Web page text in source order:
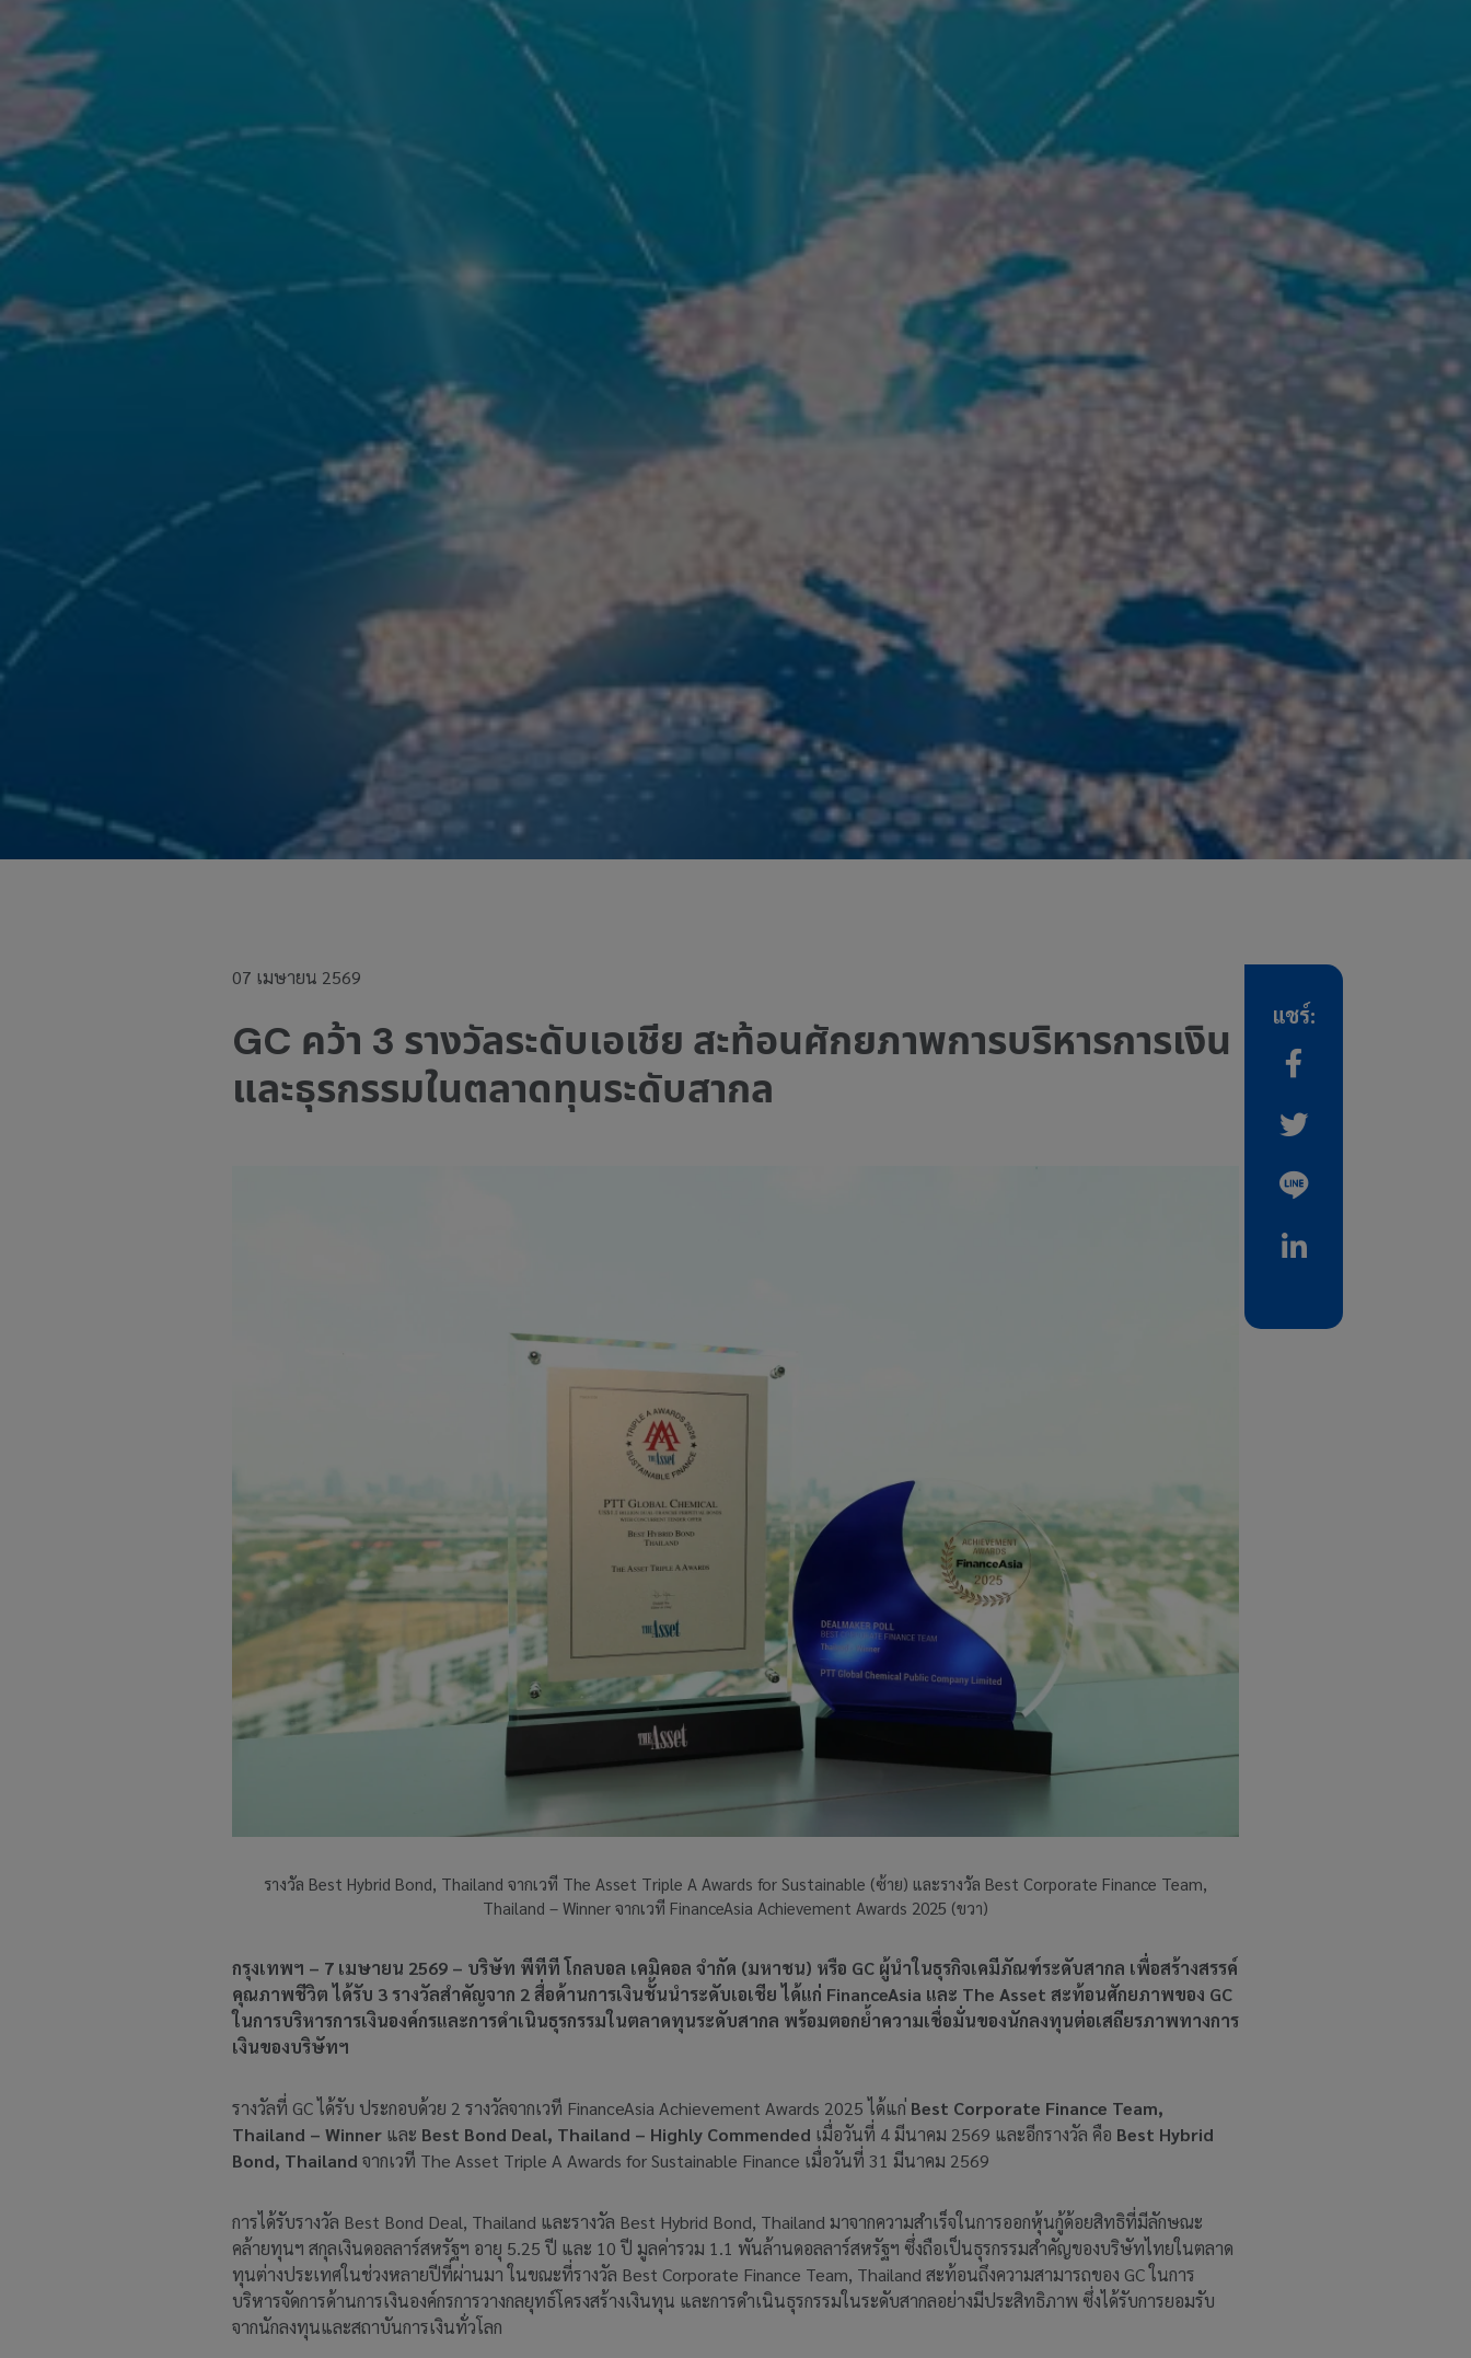
07 เมษายน 2569
GC คว้า 3 รางวัลระดับเอเชีย สะท้อนศักยภาพการบริหารการเงิน
และธุรกรรมในตลาดทุนระดับสากล
รางวัล Best Hybrid Bond, Thailand จากเวที The Asset Triple A Awards for Sustainable (ซ้าย) และรางวัล Best Corporate Finance Team,
Thailand – Winner จากเวที FinanceAsia Achievement Awards 2025 (ขวา)
กรุงเทพฯ – 7 เมษายน 2569 – บริษัท พีทีที โกลบอล เคมิคอล จำกัด (มหาชน) หรือ GC ผู้นำในธุรกิจเคมีภัณฑ์ระดับสากล เพื่อสร้างสรรค์
คุณภาพชีวิต ได้รับ 3 รางวัลสำคัญจาก 2 สื่อด้านการเงินชั้นนำระดับเอเชีย ได้แก่ FinanceAsia และ The Asset สะท้อนศักยภาพของ GC
ในการบริหารการเงินองค์กรและการดำเนินธุรกรรมในตลาดทุนระดับสากล พร้อมตอกย้ำความเชื่อมั่นของนักลงทุนต่อเสถียรภาพทางการ
เงินของบริษัทฯ
รางวัลที่ GC ได้รับ ประกอบด้วย 2 รางวัลจากเวที FinanceAsia Achievement Awards 2025 ได้แก่ Best Corporate Finance Team,
Thailand – Winner และ Best Bond Deal, Thailand – Highly Commended เมื่อวันที่ 4 มีนาคม 2569 และอีกรางวัล คือ Best Hybrid
Bond, Thailand จากเวที The Asset Triple A Awards for Sustainable Finance เมื่อวันที่ 31 มีนาคม 2569
การได้รับรางวัล Best Bond Deal, Thailand และรางวัล Best Hybrid Bond, Thailand มาจากความสำเร็จในการออกหุ้นกู้ด้อยสิทธิที่มีลักษณะ
คล้ายทุนฯ สกุลเงินดอลลาร์สหรัฐฯ อายุ 5.25 ปี และ 10 ปี มูลค่ารวม 1.1 พันล้านดอลลาร์สหรัฐฯ ซึ่งถือเป็นธุรกรรมสำคัญของบริษัทไทยในตลาด
ทุนต่างประเทศในช่วงหลายปีที่ผ่านมา ในขณะที่รางวัล Best Corporate Finance Team, Thailand สะท้อนถึงความสามารถของ GC ในการ
บริหารจัดการด้านการเงินองค์กรการวางกลยุทธ์โครงสร้างเงินทุน และการดำเนินธุรกรรมในระดับสากลอย่างมีประสิทธิภาพ ซึ่งได้รับการยอมรับ
จากนักลงทุนและสถาบันการเงินทั่วโลก
แชร์: